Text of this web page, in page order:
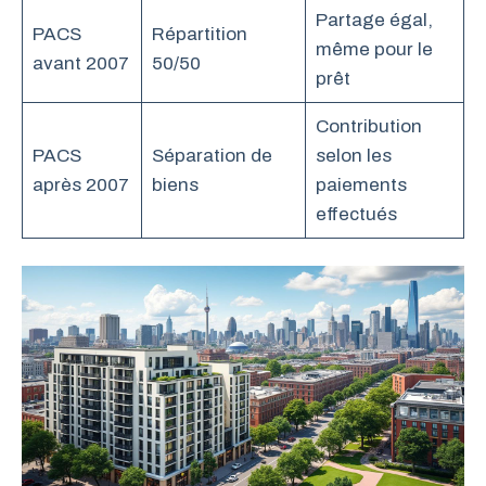
PACS
avant 2007
Répartition
50/50
Partage égal,
même pour le
prêt
PACS
après 2007
Séparation de
biens
Contribution
selon les
paiements
effectués